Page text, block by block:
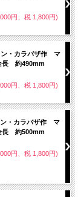
円、税 1,800円)
・カラバザ作 マ
長 約490mm
円、税 1,800円)
・カラバザ作 マ
長 約500mm
円、税 1,800円)